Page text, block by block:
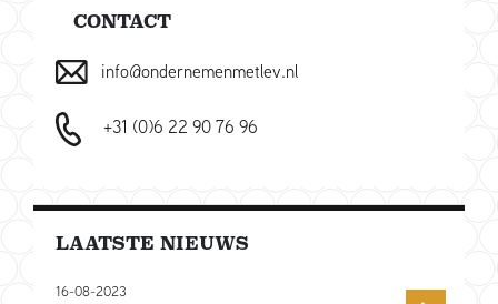
CONTACT
info@ondernemenmetlev.nl
+31 (0)6 22 90 76 96
LAATSTE NIEUWS
16-08-2023